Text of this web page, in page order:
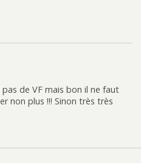
pas de VF mais bon il ne faut
non plus !!! Sinon très très